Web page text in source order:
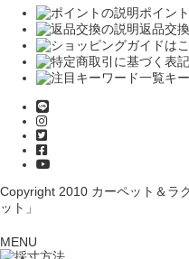
ポイン
返品交
キ
Copyright 2010 カーペット＆ラ
ット」
MENU